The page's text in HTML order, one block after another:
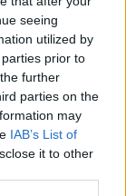
seeing
utilized by
prior to
further
parties on the
may
IAB’s List of
it to other
contrasta i
La texture
la pelle
Con
e
Scegliere
della